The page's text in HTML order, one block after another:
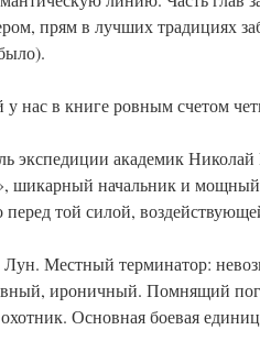
прям в лучших традициях
у нас в книге ровным счетом
экспедиции академик
шикарный начальник и
перед той силой,
Местный терминатор:
ироничный. Помнящий
Основная боевая